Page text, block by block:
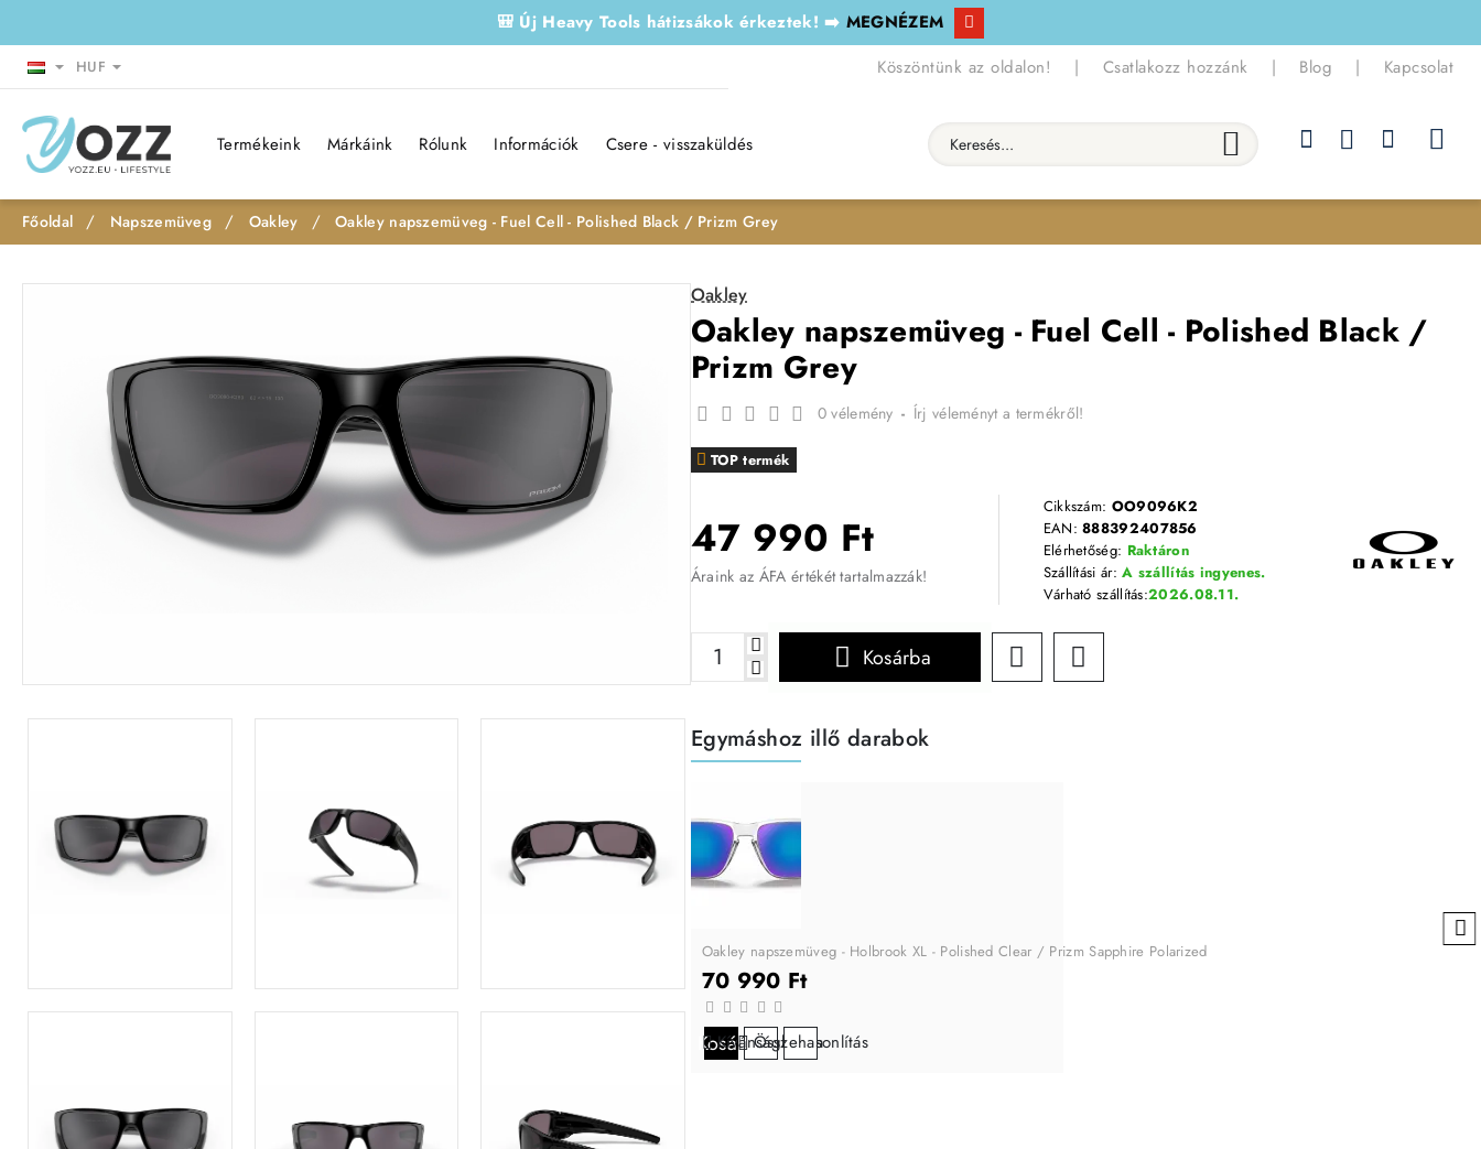
🎒 Új Heavy Tools hátizsákok érkeztek! ➡️ MEGNÉZEM
HUF Köszöntünk az oldalon! | Csatlakozz hozzánk | Blog | Kapcsolat
Termékeink Márkáink Rólunk Információk Csere - visszaküldés Keresés...
h
Napszemüveg Oakley Oakley napszemüveg - Fuel Cell - Polished Black / Prizm Grey
Oakley
Oakley napszemüveg - Fuel Cell - Polished Black /
Prizm Grey
TOP termék
0 vélemény - Írj véleményt a termékről!
47 990 Ft
Áraink az ÁFA értékét tartalmazzák!
Cikkszám: OO9096K2
EAN:888392407856
Elérhetőség: Raktáron
Várható szállítás:2026.08.11.
Szállítási ár:A szállítás ingyenes.
Kosárba
Egymáshoz illő darabok
Oakley napszemüveg - Holbrook XL - Polished Clear / Prizm Sapphire Polarized
70 990 Ft
Kosárba
Kívánságlistára
Összehasonlítás